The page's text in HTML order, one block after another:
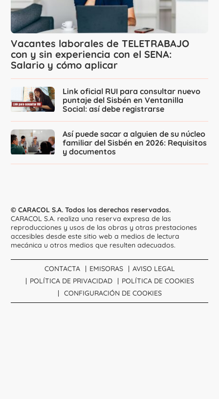
Vacantes laborales de TELETRABAJO
con y sin experiencia con el SENA:
Salario y cómo aplicar
Link oficial RUI para consultar nuevo
puntaje del Sisbén en Ventanilla
Social: así debe registrarse
Así puede sacar a alguien de su núcleo
familiar del Sisbén en 2026: Requisitos
y documentos
© CARACOL S.A. Todos los derechos reservados.
CARACOL S.A. realiza una reserva expresa de las
reproducciones y usos de las obras y otras prestaciones
accesibles desde este sitio web a medios de lectura
mecánica u otros medios que resulten adecuados.
CONTACTA EMISORAS
AVISO LEGAL
POLÍTICA DE PRIVACIDAD
POLÍTICA DE COOKIES
CONFIGURACIÓN DE COOKIES